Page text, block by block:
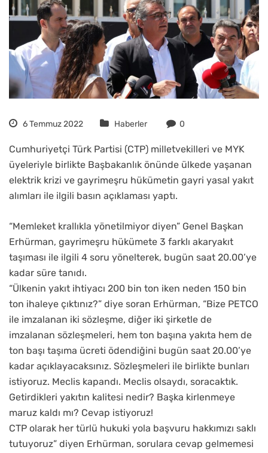
6 Temmuz 2022 Haberler 0
Cumhuriyetçi Türk Partisi (CTP) milletvekilleri ve MYK
üyeleriyle birlikte Başbakanlık önünde ülkede yaşanan
elektrik krizi ve gayrimeşru hükümetin gayri yasal yakıt
alımları ile ilgili basın açıklaması yaptı.
“Memleket krallıkla yönetilmiyor diyen” Genel Başkan
Erhürman, gayrimeşru hükümete 3 farklı akaryakıt
taşıması ile ilgili 4 soru yönelterek, bugün saat 20.00’ye
kadar süre tanıdı.
“Ülkenin yakıt ihtiyacı 200 bin ton iken neden 150 bin
ton ihaleye çıktınız?” diye soran Erhürman, “Bize PETCO
ile imzalanan iki sözleşme, diğer iki şirketle de
imzalanan sözleşmeleri, hem ton başına yakıta hem de
ton başı taşıma ücreti ödendiğini bugün saat 20.00’ye
kadar açıklayacaksınız. Sözleşmeleri ile birlikte bunları
istiyoruz. Meclis kapandı. Meclis olsaydı, soracaktık.
Getirdikleri yakıtın kalitesi nedir? Başka kirlenmeye
maruz kaldı mı? Cevap istiyoruz!
CTP olarak her türlü hukuki yola başvuru hakkımızı saklı
tutuyoruz” diyen Erhürman, sorulara cevap gelmemesi